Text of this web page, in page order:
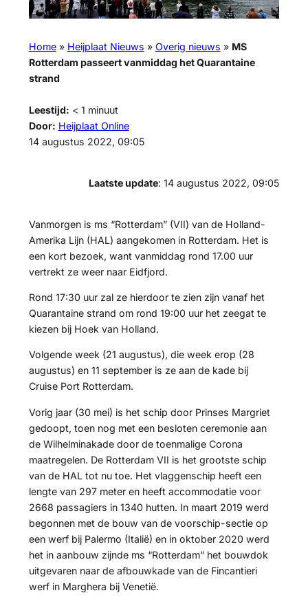
Home» Heijplaat Nieuws » Overig nieuws » MS
Rotterdam passeert vanmiddag het Quarantaine
strand
Leestijd: < 1 minuut
Door: Heijplaat Online
14 augustus 2022, 09:05
Laatste update: 14 augustus 2022, 09:05
Vanmorgen is ms “Rotterdam” (VII) van de Holland-
Amerika Lijn (HAL) aangekomen in Rotterdam. Het is
een kort bezoek, want vanmiddag rond 17.00 uur
vertrekt ze weer naar Eidfjord.
Rond 17:30 uur zal ze hierdoor te zien zijn vanaf het
Quarantaine strand om rond 19:00 uur het zeegat te
kiezen bij Hoek van Holland.
Volgende week (21 augustus), die week erop (28
augustus) en 11 september is ze aan de kade bij
Cruise Port Rotterdam.
Vorig jaar (30 mei) is het schip door Prinses Margriet
gedoopt, toen nog met een besloten ceremonie aan
de Wilhelminakade door de toenmalige Corona
maatregelen. De Rotterdam VII is het grootste schip
van de HAL tot nu toe. Het vlaggenschip heeft een
lengte van 297 meter en heeft accommodatie voor
2668 passagiers in 1340 hutten. In maart 2019 werd
begonnen met de bouw van de voorschip-sectie op
een werf bij Palermo (Italië) en in oktober 2020 werd
het in aanbouw zijnde ms “Rotterdam” het bouwdok
uitgevaren naar de afbouwkade van de Fincantieri
werf in Marghera bij Venetië.